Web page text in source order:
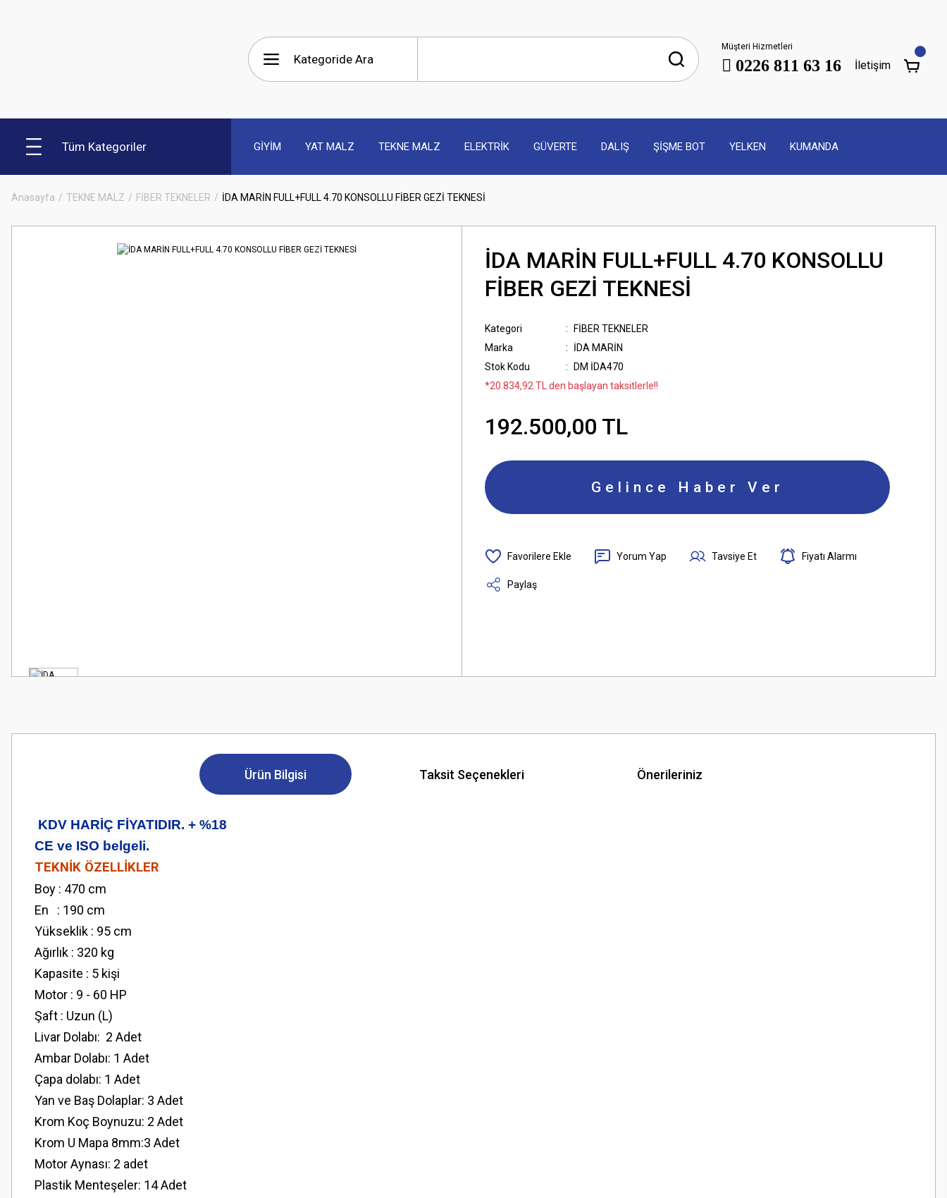
Müşteri Hizmetleri
0226 811 63 16 İletişim
Tüm Kategoriler GİYİM YAT MALZ TEKNE MALZ ELEKTRİK GÜVERTE DALIŞ ŞİŞME BOT YELKEN KUMANDA
Anasayfa TEKNE MALZ FİBER TEKNELER İDA MARİN FULL+FULL 4.70 KONSOLLU FİBER GEZİ TEKNESİ
İDA MARİN FULL+FULL 4.70 KONSOLLU
FİBER GEZİ TEKNESİ
Kategori
FİBER TEKNELER
Marka
İDA MARİN
Stok Kodu
DM İDA470
*20.834,92 TL den başlayan taksitlerle!!
192.500,00 TL
Gelince Haber Ver
Yorum Yap Tavsiye Et Fiyatı Alarmı
Paylaş
Ürün Bilgisi Taksit Seçenekleri Önerileriniz
KDV HARİÇ FİYATIDIR. + %18
CE ve ISO belgeli.
TEKNİK ÖZELLİKLER
Boy : 470 cm
En : 190 cm
Yükseklik : 95 cm
Ağırlık : 320 kg
Kapasite : 5 kişi
Motor : 9 - 60 HP
Şaft : Uzun (L)
Livar Dolabı: 2 Adet
Ambar Dolabı: 1 Adet
Çapa dolabı: 1 Adet
Yan ve Baş Dolaplar: 3 Adet
Krom Koç Boynuzu: 2 Adet
Krom U Mapa 8mm:3 Adet
Motor Aynası: 2 adet
Plastik Menteşeler: 14 Adet